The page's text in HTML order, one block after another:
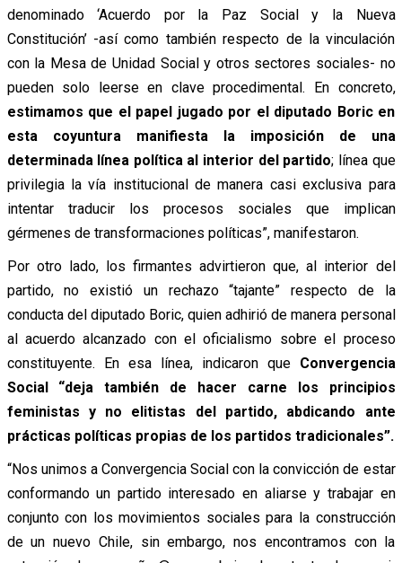
denominado ‘Acuerdo por la Paz Social y la Nueva
Constitución’ -así como también respecto de la vinculación
con la Mesa de Unidad Social y otros sectores sociales- no
pueden solo leerse en clave procedimental. En concreto,
estimamos que el papel jugado por el diputado Boric en
esta coyuntura manifiesta la imposición de una
determinada línea política al interior del partido; línea que
privilegia la vía institucional de manera casi exclusiva para
intentar traducir los procesos sociales que implican
gérmenes de transformaciones políticas”, manifestaron.
Por otro lado, los firmantes advirtieron que, al interior del
partido, no existió un rechazo “tajante” respecto de la
conducta del diputado Boric, quien adhirió de manera personal
al acuerdo alcanzado con el oficialismo sobre el proceso
constituyente. En esa línea, indicaron que Convergencia
Social “deja también de hacer carne los principios
feministas y no elitistas del partido, abdicando ante
prácticas políticas propias de los partidos tradicionales”.
“Nos unimos a Convergencia Social con la convicción de estar
conformando un partido interesado en aliarse y trabajar en
conjunto con los movimientos sociales para la construcción
de un nuevo Chile, sin embargo, nos encontramos con la